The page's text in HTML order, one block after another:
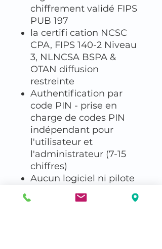
chiffrement validé FIPS
PUB 197
la certifi cation NCSC
CPA, FIPS 140-2 Niveau
3, NLNCSA BSPA &
OTAN diffusion
restreinte
Authentification par
code PIN - prise en
charge de codes PIN
indépendant pour
l'utilisateur et
l'administrateur (7-15
chiffres)
Aucun logiciel ni pilote
requis - cryptage 100%
matériel